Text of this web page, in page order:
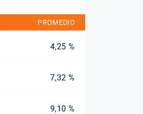
PROMEDIO
4,25 %
7,32 %
9,10 %